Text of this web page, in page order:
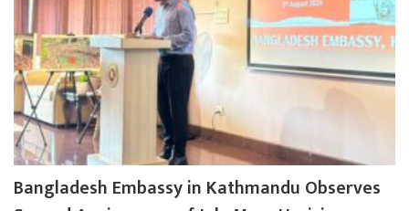
Bangladesh Embassy in Kathmandu Observes